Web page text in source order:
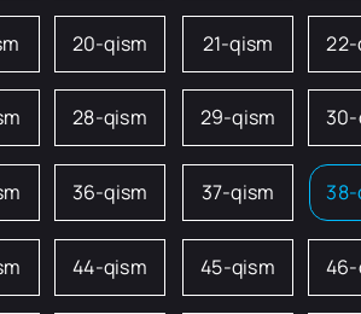
20-qism 21-qism
28-qism 29-qism
36-qism 37-qism
44-qism 45-qism